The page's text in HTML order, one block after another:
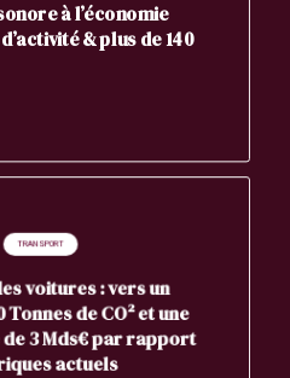
à l’économie
& plus de 140
TRANSPORT
voitures : vers un
Tonnes de CO² et une
3 Mds€ par rapport
actuels